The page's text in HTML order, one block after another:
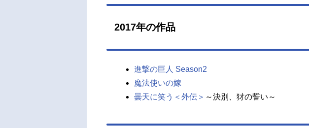
2017年の作品
進撃の巨人 Season2
魔法使いの嫁
曇天に笑う＜外伝＞ ～決別、犲の誓い～